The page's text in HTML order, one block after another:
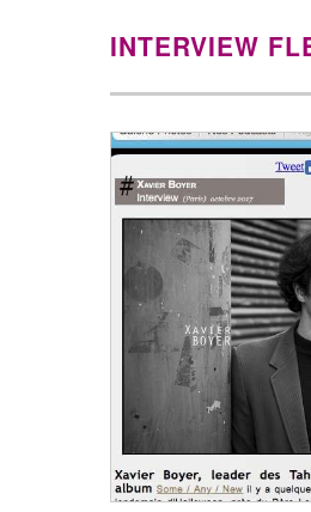
INTERVIEW